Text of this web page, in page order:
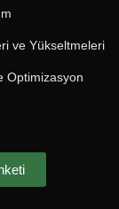
ve Yükseltmeleri
Optimizasyon